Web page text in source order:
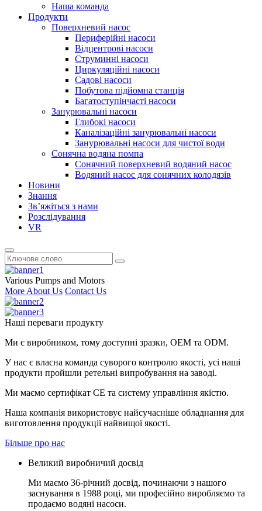
Наша команда
Продукти
Поверхневий насос
Периферійні насоси
Відцентрові насоси
Струминні насоси
Циркуляційні насоси
Садові насоси
Побутова підйомна станція
Багатоступінчасті насоси
Занурювальні насоси
Глибокі насоси
Каналізаційні занурювальні насоси
Занурювальні насоси для чистої води
Сонячна водяна помпа
Сонячний поверхневий водяний насос
Водяний насос для сонячних колодязів
Новини
Знання
Зв’яжіться з нами
Розслідування
VR
Various Pumps and Motors
More About Us Contact Us
Наші переваги продукту
Ми є виробником, тому доступні зразки, OEM та ODM.
У нас є власна команда суворого контролю якості, усі наші
продукти пройшли ретельні випробування на заводі.
Ми маємо сертифікат CE та систему управління якістю.
Наша компанія використовує найсучасніше обладнання для
виготовлення продукції найвищої якості.
Більше про нас
Великий виробничий досвід
Ми маємо 36-річний досвід, починаючи з нашого
заснування в 1988 році, ми професійно виробляємо та
продаємо водяні насоси.